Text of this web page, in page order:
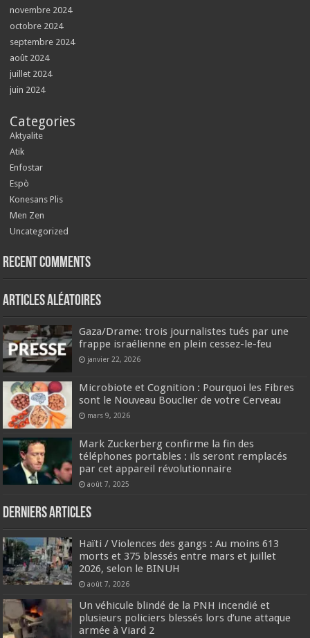
novembre 2024
octobre 2024
septembre 2024
août 2024
juillet 2024
juin 2024
Categories
Aktyalite
Atik
Enfostar
Espò
Konesans Plis
Men Zen
Uncategorized
Recent Comments
Articles aléatoires
Gaza/Drame: trois journalistes tués par une
frappe israélienne en plein cessez-le-feu
janvier 22, 2026
Microbiote et Cognition : Pourquoi les Fibres
sont le Nouveau Bouclier de votre Cerveau
mars 9, 2026
Mark Zuckerberg confirme la fin des
téléphones portables : ils seront remplacés
par cet appareil révolutionnaire
août 7, 2025
Derniers articles
Haïti / Violences des gangs : Au moins 613
morts et 375 blessés entre mars et juillet
2026, selon le BINUH
août 7, 2026
Un véhicule blindé de la PNH incendié et
plusieurs policiers blessés lors d’une attaque
armée à Viard 2